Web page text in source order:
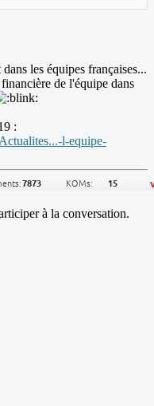
les équipes françaises...
de l'équipe dans
:
l-equipe-
à la conversation.